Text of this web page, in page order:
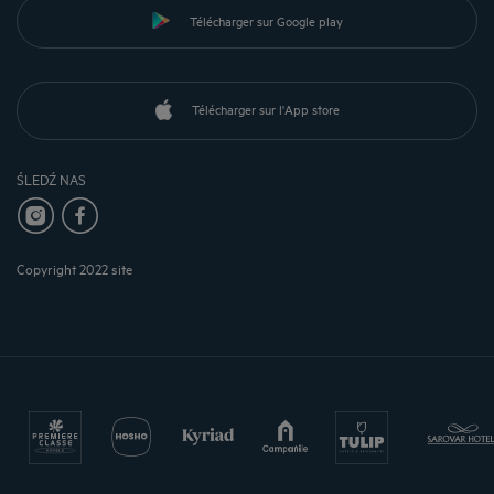
Télécharger sur Google play
Télécharger sur l'App store
ŚLEDŹ NAS
Copyright 2022 site